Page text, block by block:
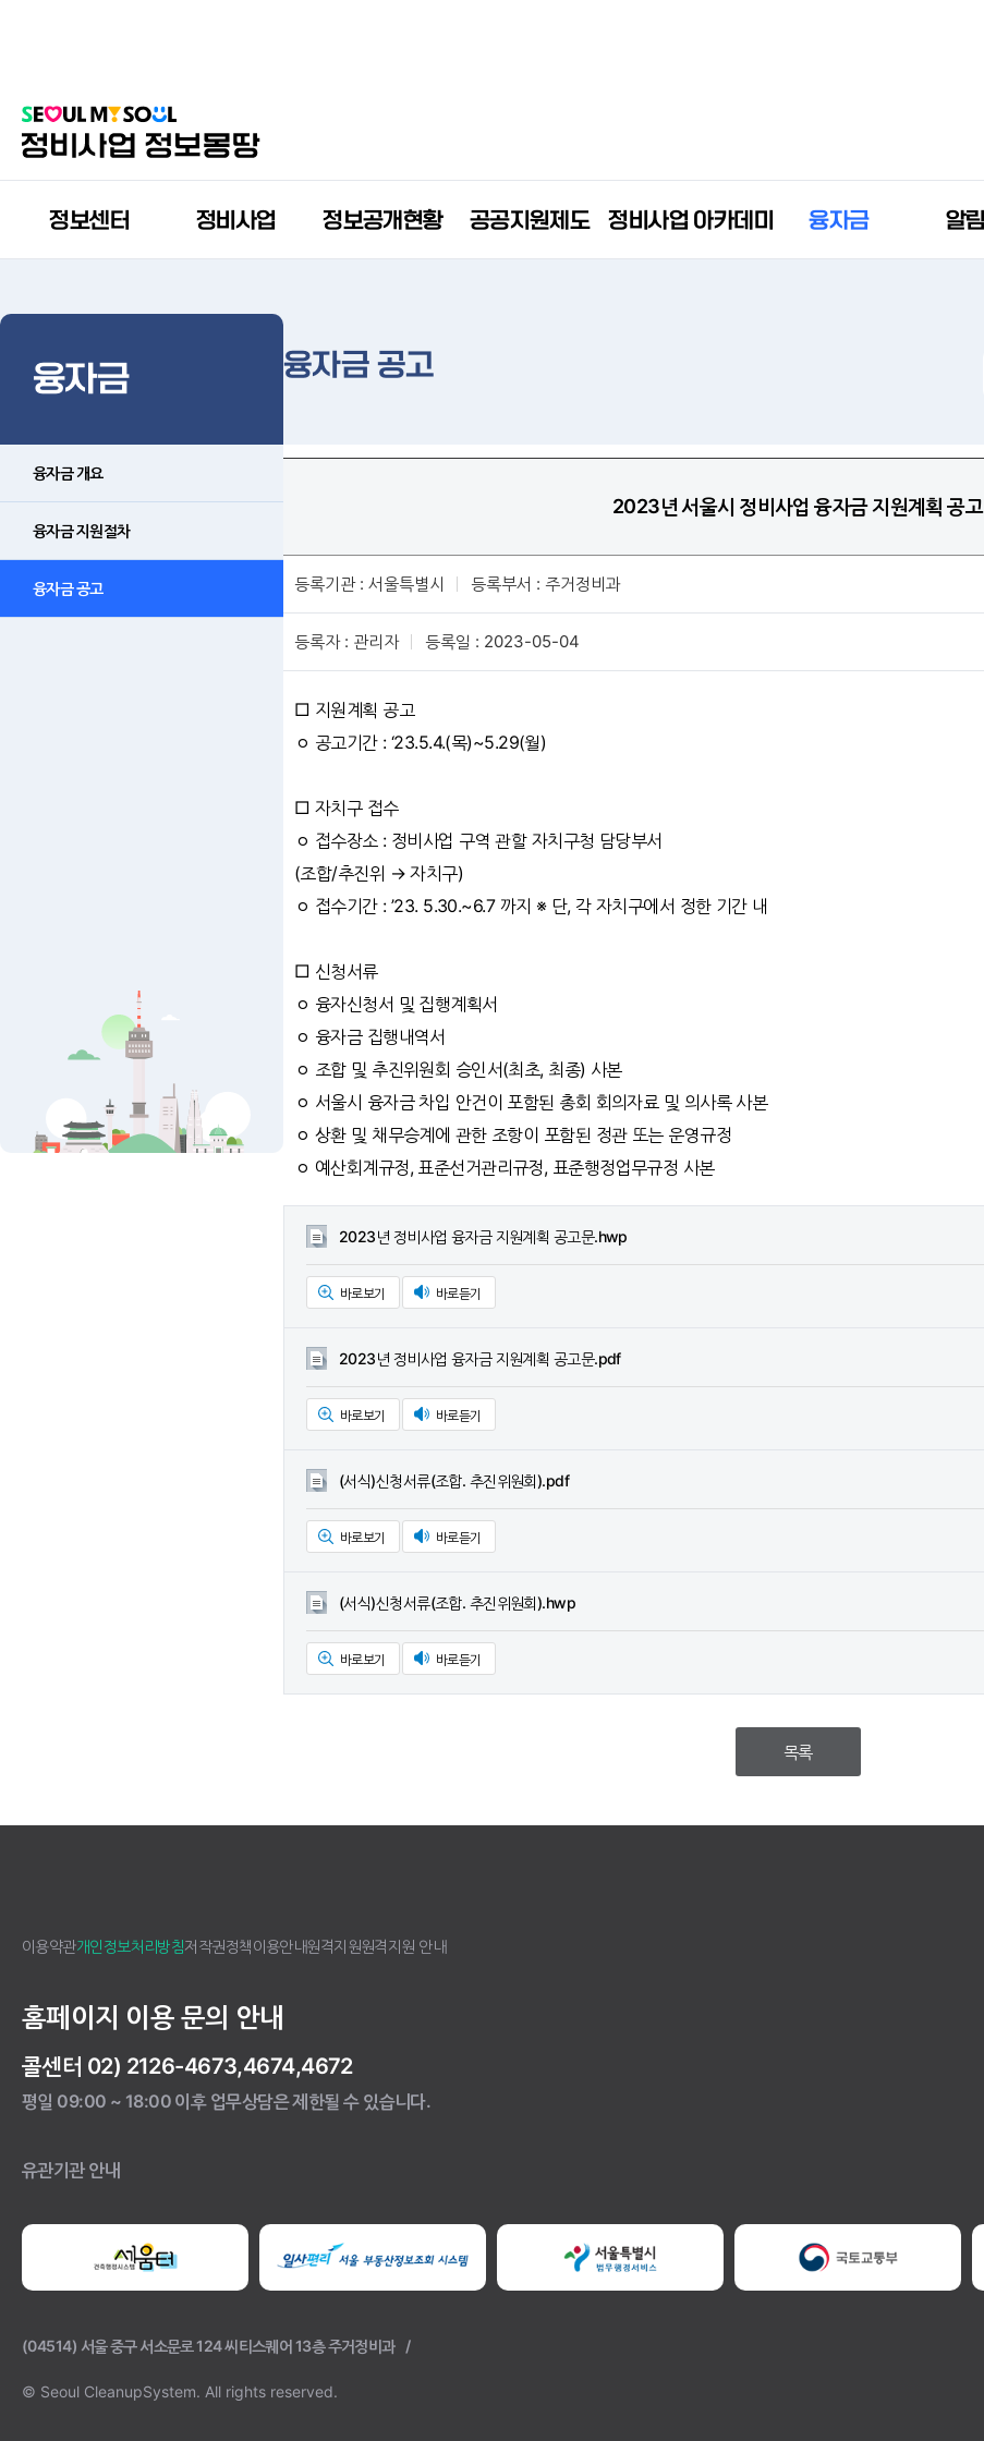
정보센터 정비사업 정보공개현황 공공지원제도 정비사업 아카데미 융자금 알
융자금
융자금 개요
융자금 지원절차
융자금 공고
융자금 공고
2023년 서울시 정비사업 융자금 지원계획 공고
등록기관 : 서울특별시 등록부서 : 주거정비과
등록자 : 관리자 등록일 : 2023-05-04
□ 지원계획 공고
ㅇ 공고기간 : ‘23.5.4.(목)~5.29(월)
□ 자치구 접수
ㅇ 접수장소 : 정비사업 구역 관할 자치구청 담당부서
(조합/추진위 → 자치구)
ㅇ 접수기간 : ’23. 5.30.~6.7 까지 ※ 단, 각 자치구에서 정한 기간 내
□ 신청서류
ㅇ 융자신청서 및 집행계획서
ㅇ 융자금 집행내역서
ㅇ 조합 및 추진위원회 승인서(최초, 최종) 사본
ㅇ 서울시 융자금 차입 안건이 포함된 총회 회의자료 및 의사록 사본
ㅇ 상환 및 채무승계에 관한 조항이 포함된 정관 또는 운영규정
ㅇ 예산회계규정, 표준선거관리규정, 표준행정업무규정 사본
2023년 정비사업 융자금 지원계획 공고문.hwp
바로보기 바로듣기
2023년 정비사업 융자금 지원계획 공고문.pdf
바로보기 바로듣기
(서식)신청서류(조합. 추진위원회).pdf
바로보기 바로듣기
(서식)신청서류(조합. 추진위원회).hwp
바로보기 바로듣기
목록
이용약관개인정보처리방침저작권정책이용안내원격지원원격지원 안내
홈페이지 이용 문의 안내
콜센터 02) 2126-4673,4674,4672
평일 09:00 ~ 18:00 이후 업무상담은 제한될 수 있습니다.
유관기관 안내
(04514) 서울 중구 서소문로 124 씨티스퀘어 13층 주거정비과
© Seoul CleanupSystem. All rights reserved.